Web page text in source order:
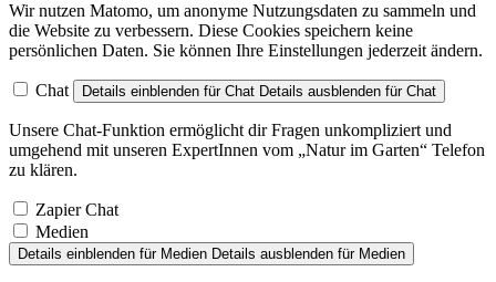
Wir nutzen Matomo, um anonyme Nutzungsdaten zu sammeln und
die Website zu verbessern. Diese Cookies speichern keine
persönlichen Daten. Sie können Ihre Einstellungen jederzeit ändern.
Chat Details einblenden für Chat Details ausblenden für Chat
Unsere Chat-Funktion ermöglicht dir Fragen unkompliziert und
umgehend mit unseren ExpertInnen vom „Natur im Garten“ Telefon
zu klären.
Zapier Chat
Medien
Details einblenden für Medien Details ausblenden für Medien